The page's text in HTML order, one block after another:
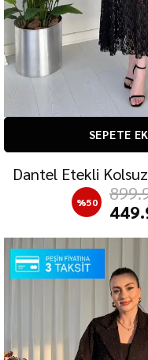
SEPETE
Dantel Etekli
%50